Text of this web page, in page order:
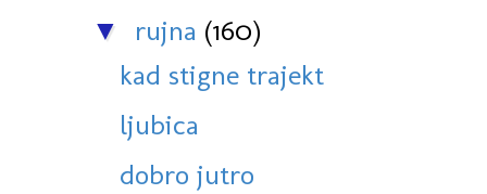
▼ rujna (160)
kad stigne trajekt
ljubica
dobro jutro